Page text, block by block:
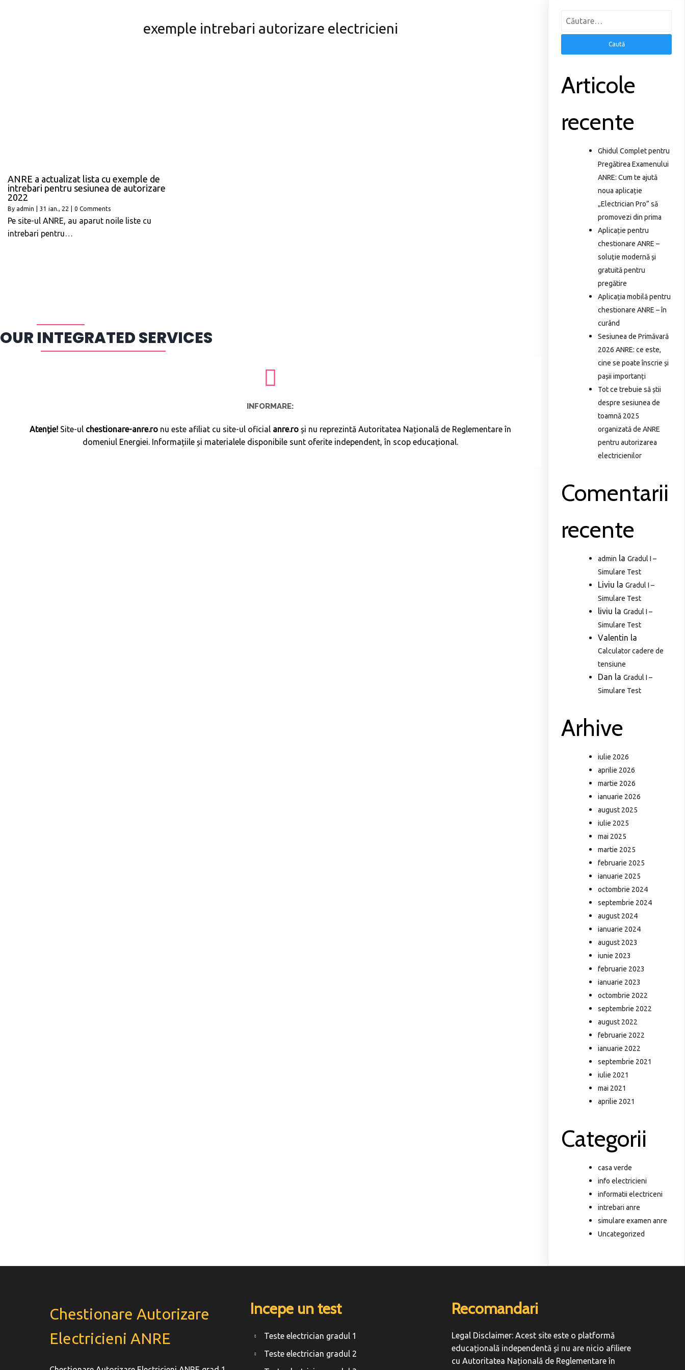
exemple intrebari autorizare electricieni
ANRE a actualizat lista cu exemple de
intrebari pentru sesiunea de autorizare
2022
By admin 31 ian., 22 0 Comments
Pe site-ul ANRE, au aparut noile liste cu
intrebari pentru…
OUR INTEGRATED SERVICES
INFORMARE:
Atenție! Site-ul chestionare-anre.ro nu este afiliat cu site-ul oficial anre.ro și nu reprezintă Autoritatea Națională de Reglementare în
domeniul Energiei. Informațiile și materialele disponibile sunt oferite independent, în scop educațional.
Caută
Articole
recente
Ghidul Complet pentru
Pregătirea Examenului
ANRE: Cum te ajută
noua aplicație
„Electrician Pro” să
promovezi din prima
Aplicație pentru
chestionare ANRE –
soluție modernă și
gratuită pentru
pregătire
Aplicația mobilă pentru
chestionare ANRE – în
curând
Sesiunea de Primăvară
2026 ANRE: ce este,
cine se poate înscrie și
pașii importanți
Tot ce trebuie să știi
despre sesiunea de
toamnă 2025
organizată de ANRE
pentru autorizarea
electricienilor
Comentarii
recente
admin laGradul I –
Simulare Test
Liviu laGradul I –
Simulare Test
liviu laGradul I –
Simulare Test
Valentin la
Calculator cadere de
tensiune
Dan laGradul I –
Simulare Test
Arhive
iulie 2026
aprilie 2026
martie 2026
ianuarie 2026
august 2025
iulie 2025
mai 2025
martie 2025
februarie 2025
ianuarie 2025
octombrie 2024
septembrie 2024
august 2024
ianuarie 2024
august 2023
iunie 2023
februarie 2023
ianuarie 2023
octombrie 2022
septembrie 2022
august 2022
februarie 2022
ianuarie 2022
septembrie 2021
iulie 2021
mai 2021
aprilie 2021
Categorii
casa verde
info electricieni
informatii electriceni
intrebari anre
simulare examen anre
Uncategorized
Chestionare Autorizare
Electricieni ANRE
Incepe un test
Teste electrician gradul 1
Teste electrician gradul 2
Recomandari
Legal Disclaimer: Acest site este o platformă
educațională independentă și nu are nicio afiliere
cu Autoritatea Națională de Reglementare în